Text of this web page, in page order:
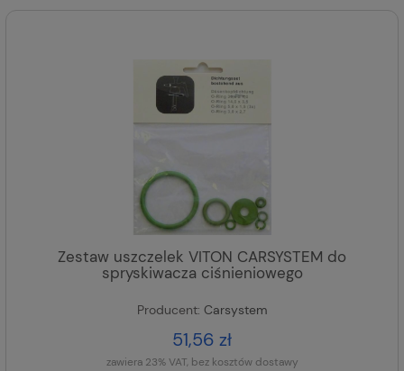
Zestaw uszczelek VITON CARSYSTEM do
spryskiwacza ciśnieniowego
Producent: Carsystem
51,56 zł
zawiera 23% VAT, bez kosztów dostawy